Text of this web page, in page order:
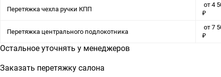
Перетяжка чехла ручки КПП
от 4
₽
Перетяжка центрального подлокотника
от 7
₽
Остальное уточнять у менеджеров
Заказать перетяжку салона